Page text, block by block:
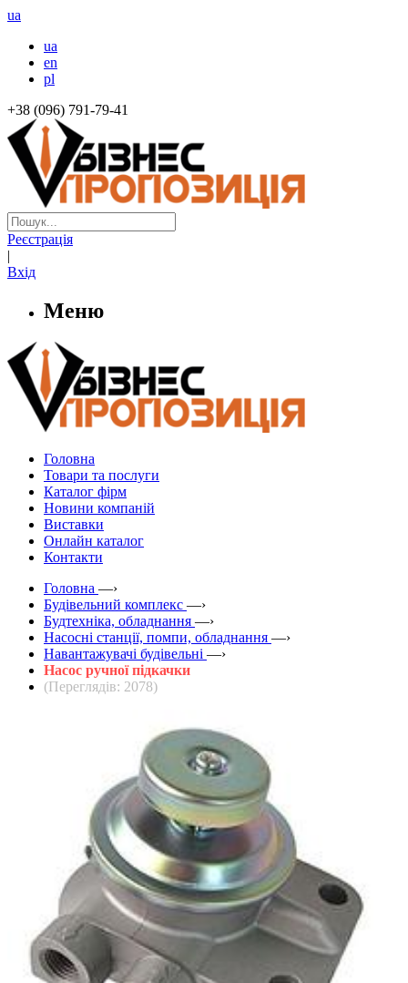
ua
ua
en
pl
+38 (096) 791-79-41
Реєстрація
|
Вхід
Меню
Головна
Товари та послуги
Каталог фірм
Новини компаній
Виставки
Онлайн каталог
Контакти
Головна —›
Будівельний комплекс —›
Будтехніка, обладнання —›
Насосні станції, помпи, обладнання —›
Навантажувачі будівельні —›
Насос ручної підкачки
(Переглядів: 2078)